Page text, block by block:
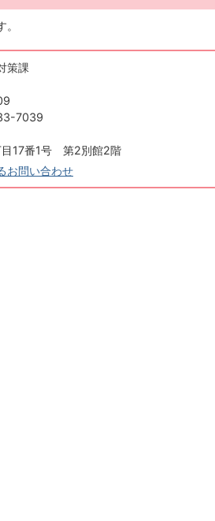
。
策課
7039
目17番1号 第2別館2階
お問い合わせ